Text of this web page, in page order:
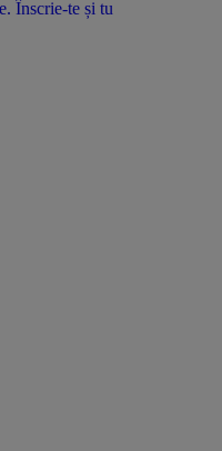
Înscrie-te și tu